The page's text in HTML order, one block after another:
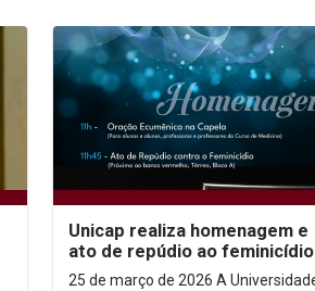
Unicap realiza homenagem e
ato de repúdio ao feminicídio
nesta quarta-feira (25)
25 de março de 2026 A Universidade